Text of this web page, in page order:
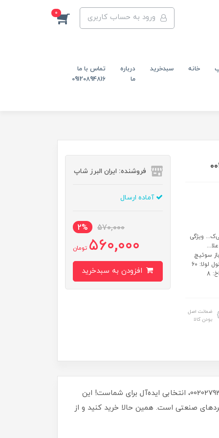
ورود به حساب کاربری 0
خانه سبدخرید
درباره
ما
تماس با ما
09120894816
ویژگی
سوئیچ
کابینت نقره ای رنگ علاوه... ساخت ایران رنگ: نقره ای تولید شده از آهن طول لولا: 60
میلی‌متر عرض لولا: 60 میلی‌متر فاصله پیچ تا پیچ: 35 میلی‌متر قطر سوراخ: 8
ضمانت اصل
بودن کالا
فروشنده: ایران البرز شاپ
آماده ارسال
570,000
2%
560,000 تومان
آیا به دنبال لولایی با دوام و مقاوم برای پروژه‌های صنعتی خود هستید؟ لولا صنعتی آهنی نقره‌ای 60 در 60 میلی‌متر، کد 00202793، انتخابی ایده‌آل برای شماست! این
صنعتی است. همین حالا خرید کنید و از